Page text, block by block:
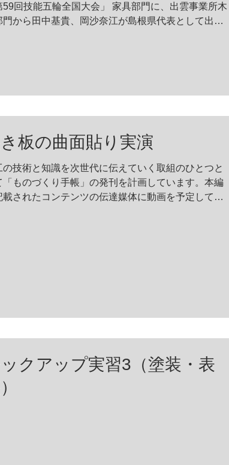
59回技能五輪全国大会」 家具部門に、出雲事業所木
門から田中基貴、岡沙奈江が島根県代表として出場
板の曲面貼り実演
の技術と知識を次世代に伝えていく取組のひとつと
「ものづくり手帳」の発刊を計画しています。本編
載されたコンテンツの伝達媒体に動画を予定してい
クアップ実習3（塗装・表